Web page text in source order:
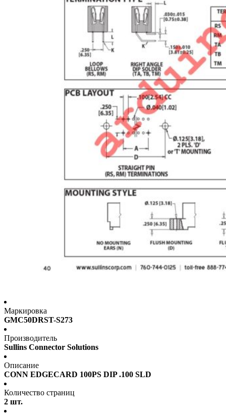
Маркировка
GMC50DRST-S273
Производитель
Sullins Connector Solutions
Описание
CONN EDGECARD 100PS DIP .100 SLD
Количество страниц
2 шт.